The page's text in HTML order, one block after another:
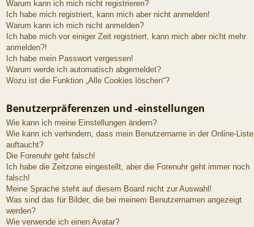
Warum kann ich mich nicht registrieren?
Ich habe mich registriert, kann mich aber nicht anmelden!
Warum kann ich mich nicht anmelden?
Ich habe mich vor einiger Zeit registriert, kann mich aber nicht mehr
anmelden?!
Ich habe mein Passwort vergessen!
Warum werde ich automatisch abgemeldet?
Wozu ist die Funktion „Alle Cookies löschen“?
Benutzerpräferenzen und -einstellungen
Wie kann ich meine Einstellungen ändern?
Wie kann ich verhindern, dass mein Benutzername in der Online-Liste
auftaucht?
Die Forenuhr geht falsch!
Ich habe die Zeitzone eingestellt, aber die Forenuhr geht immer noch
falsch!
Meine Sprache steht auf diesem Board nicht zur Auswahl!
Was sind das für Bilder, die bei meinem Benutzernamen angezeigt
werden?
Wie verwende ich einen Avatar?